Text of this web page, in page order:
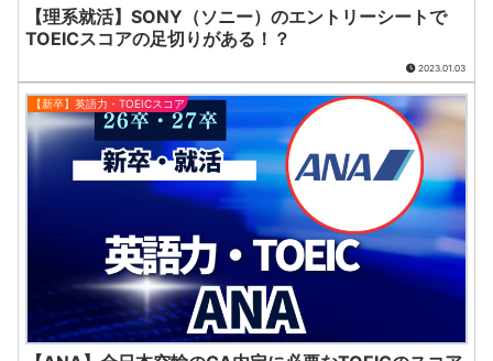
【理系就活】SONY（ソニー）のエントリーシートで
TOEICスコアの足切りがある！？
2023.01.03
【新卒】英語力・TOEICスコア